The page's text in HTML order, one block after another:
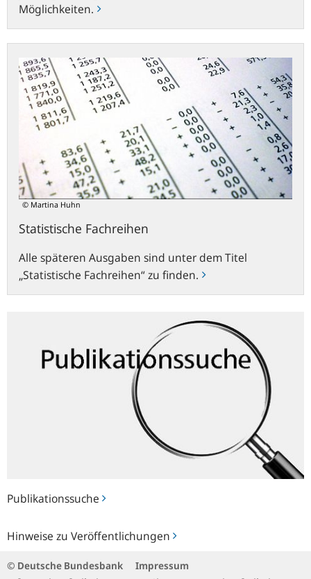
Publikationssuche
Hinweise zu Veröffentlichungen
zu
Möglichkeiten.
© Martina Huhn
Statistische Fachreihen
Alle späteren Ausgaben sind unter dem Titel
„Statistische Fachreihen“ zu finden.
Fachreihen
© Deutsche Bundesbank
Impressum